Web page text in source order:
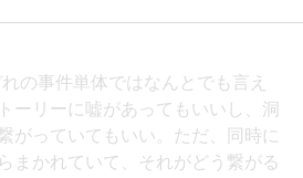
の事件単体ではなんとでも言え
ーリーに嘘があってもいいし、洞
がっていてもいい。ただ、同時に
まかれていて、それがどう繋がる